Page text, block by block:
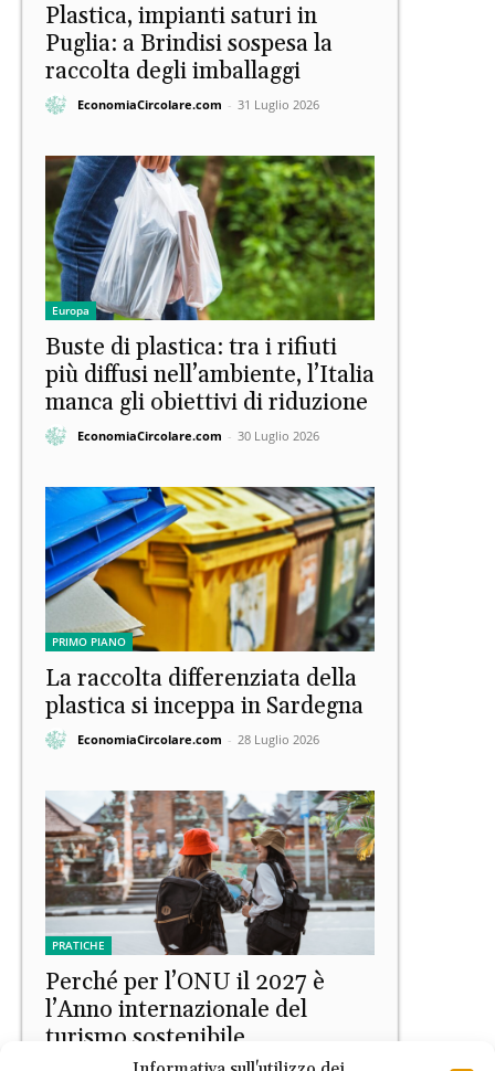
Plastica, impianti saturi in
Puglia: a Brindisi sospesa la
raccolta degli imballaggi
EconomiaCircolare.com - 31 Luglio 2026
Europa
Buste di plastica: tra i rifiuti
più diffusi nell’ambiente, l’Italia
manca gli obiettivi di riduzione
EconomiaCircolare.com - 30 Luglio 2026
PRIMO PIANO
La raccolta differenziata della
plastica si inceppa in Sardegna
EconomiaCircolare.com - 28 Luglio 2026
PRATICHE
Perché per l’ONU il 2027 è
l’Anno internazionale del
turismo sostenibile